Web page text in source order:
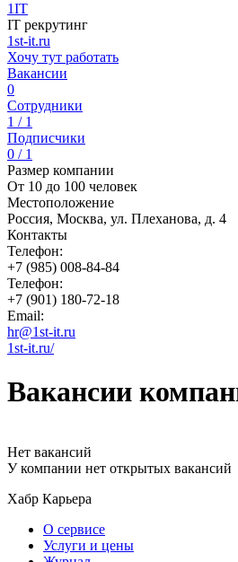
1IT
IT рекрутинг
1st-it.ru
Хочу тут работать
Вакансии
0
Сотрудники
1 / 1
Подписчики
0 / 1
Размер компании
От 10 до 100 человек
Местоположение
Россия, Москва, ул. Плеханова, д. 4
Контакты
Телефон:
+7 (985) 008-84-84
Телефон:
+7 (901) 180-72-18
Email:
hr@1st-it.ru
1st-it.ru/
Вакансии
Нет вакансий
У компании нет открытых вакансий
Хабр Карьера
О сервисе
Услуги и цены